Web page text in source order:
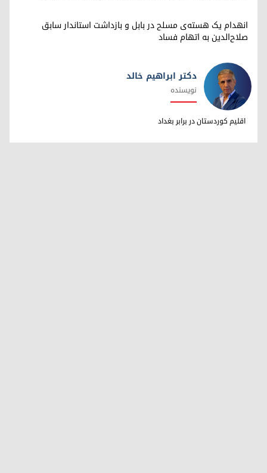
انهدام یک هسته‌ی مسلح در بابل و بازداشت استاندار سابق
صلاح‌الدین به اتهام فساد
دکتر ابراهیم خالد
دکتر ابراهیم خالد
نویسنده
اقلیم کوردستان در برابر بغداد